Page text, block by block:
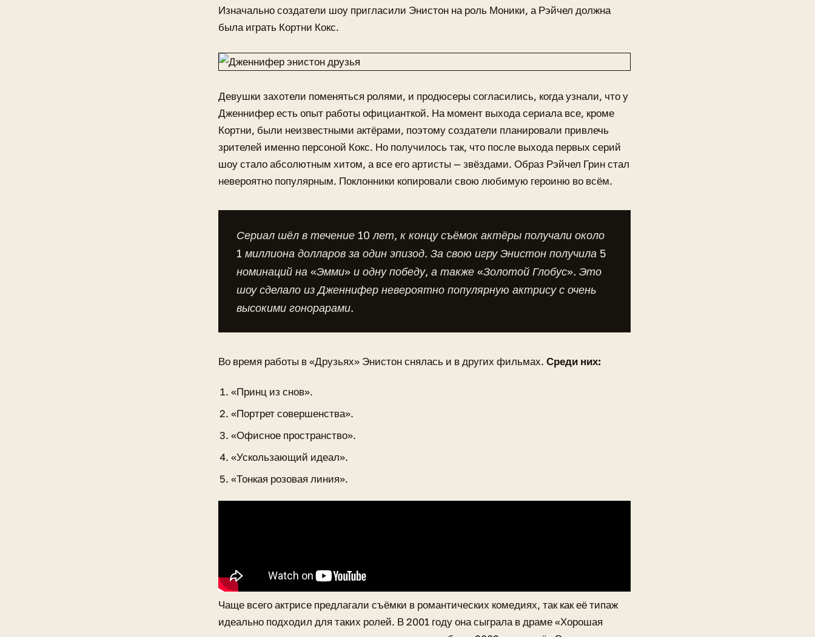
Изначально создатели шоу пригласили Энистон на роль Моники, а Рэйчел должна
была играть Кортни Кокс.
Девушки захотели поменяться ролями, и продюсеры согласились, когда узнали, что у
Дженнифер есть опыт работы официанткой. На момент выхода сериала все, кроме
Кортни, были неизвестными актёрами, поэтому создатели планировали привлечь
зрителей именно персоной Кокс. Но получилось так, что после выхода первых серий
шоу стало абсолютным хитом, а все его артисты — звёздами. Образ Рэйчел Грин стал
невероятно популярным. Поклонники копировали свою любимую героиню во всём.
Сериал шёл в течение 10 лет, к концу съёмок актёры получали около
1 миллиона долларов за один эпизод. За свою игру Энистон получила 5
номинаций на «Эмми» и одну победу, а также «Золотой Глобус». Это
шоу сделало из Дженнифер невероятно популярную актрису с очень
высокими гонорарами.
Во время работы в «Друзьях» Энистон снялась и в других фильмах. Среди них:
«Принц из снов».
«Портрет совершенства».
«Офисное пространство».
«Ускользающий идеал».
«Тонкая розовая линия».
Чаще всего актрисе предлагали съёмки в романтических комедиях, так как её типаж
идеально подходил для таких ролей. В 2001 году она сыграла в драме «Хорошая